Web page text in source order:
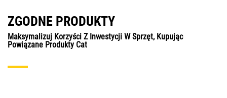
ZGODNE PRODUKTY
Maksymalizuj Korzyści Z Inwestycji W Sprzęt, Kupując
Powiązane Produkty Cat